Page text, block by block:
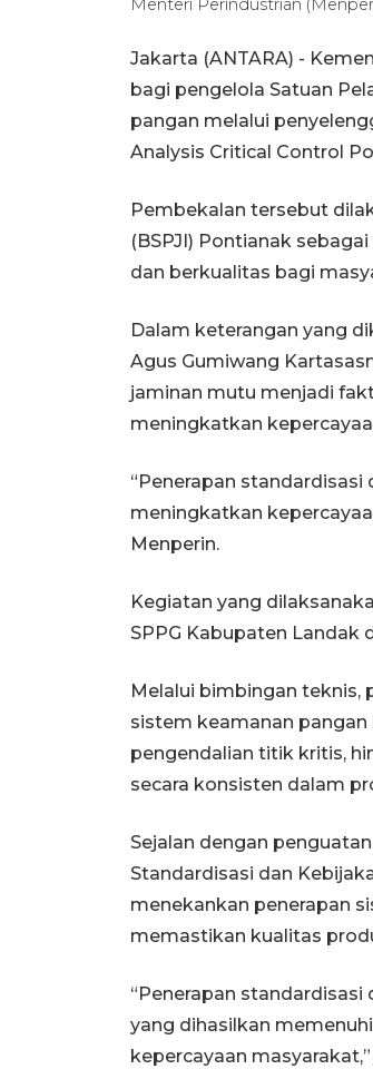
Menteri Perindustrian
Jakarta (ANTARA) -
bagi pengelola Satuan
pangan melalui
Analysis Critical Control
Pembekalan tersebut
(BSPJI) Pontianak
dan berkualitas bagi
Dalam keterangan yang
Agus Gumiwang
jaminan mutu menjadi
meningkatkan
“Penerapan
meningkatkan
Menperin.
Kegiatan yang
SPPG Kabupaten Landak
Melalui bimbingan teknis,
sistem keamanan pangan
pengendalian titik kritis,
secara konsisten dalam
Sejalan dengan
Standardisasi dan
menekankan penerapan
memastikan kualitas
“Penerapan
yang dihasilkan
kepercayaan